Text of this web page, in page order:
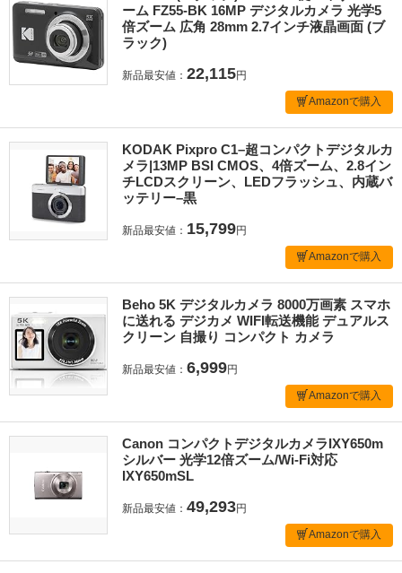
ーム FZ55-BK 16MP デジタルカメラ 光学5
倍ズーム 広角 28mm 2.7インチ液晶画面 (ブ
ラック)
新品最安値： 22,115円
Amazonで購入
KODAK Pixpro C1–超コンパクトデジタルカ
メラ|13MP BSI CMOS、4倍ズーム、2.8イン
チLCDスクリーン、LEDフラッシュ、内蔵バ
ッテリー–黒
新品最安値： 15,799円
Amazonで購入
Beho 5K デジタルカメラ 8000万画素 スマホ
に送れる デジカメ WIFI転送機能 デュアルス
クリーン 自撮り コンパクト カメラ
新品最安値： 6,999円
Amazonで購入
Canon コンパクトデジタルカメラIXY650m
シルバー 光学12倍ズーム/Wi-Fi対応
IXY650mSL
新品最安値： 49,293円
Amazonで購入